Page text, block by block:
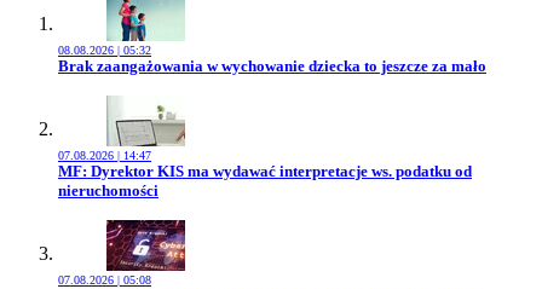
08.08.2026 | 05:32
Przejdź do artykułu:
Brak zaangażowania w wychowanie dziecka to jeszcze za mało
07.08.2026 | 14:47
Przejdź do artykułu:
MF: Dyrektor KIS ma wydawać interpretacje ws. podatku od
nieruchomości
07.08.2026 | 05:08